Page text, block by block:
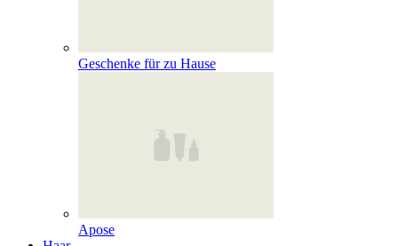
Geschenke für zu Hause
Apose